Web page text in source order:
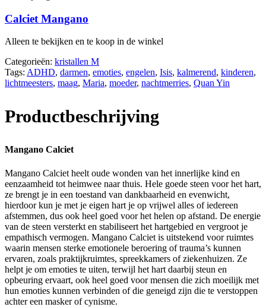
Calciet Mangano
Alleen te bekijken en te koop in de winkel
Categorieën: kristallen M
Tags: ADHD, darmen, emoties, engelen, Isis, kalmerend, kinderen,
lichtmeesters, maag, Maria, moeder, nachtmerries, Quan Yin
Productbeschrijving
Mangano Calciet
Mangano Calciet heelt oude wonden van het innerlijke kind en
eenzaamheid tot heimwee naar thuis. Hele goede steen voor het hart,
ze brengt je in een toestand van dankbaarheid en evenwicht,
hierdoor kun je met je eigen hart je op vrijwel alles of iedereen
afstemmen, dus ook heel goed voor het helen op afstand. De energie
van de steen versterkt en stabiliseert het hartgebied en vergroot je
empathisch vermogen. Mangano Calciet is uitstekend voor ruimtes
waarin mensen sterke emotionele beroering of trauma’s kunnen
ervaren, zoals praktijkruimtes, spreekkamers of ziekenhuizen. Ze
helpt je om emoties te uiten, terwijl het hart daarbij steun en
opbeuring ervaart, ook heel goed voor mensen die zich moeilijk met
hun emoties kunnen verbinden of die geneigd zijn die te verstoppen
achter een masker of cynisme.